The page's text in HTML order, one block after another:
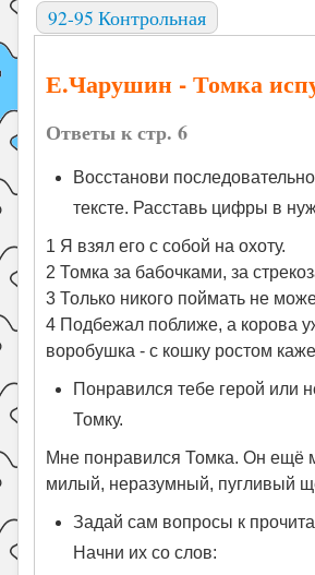
92-95 Контрольная
Е.Чарушин - Томка
Ответы к стр. 6
Восстанови
тексте. Расставь цифры в
1 Я взял его с собой на охоту.
2 Томка за бабочками, за
3 Только никого поймать не
4 Подбежал поближе, а корова
воробушка - с кошку ростом
Понравился тебе герой или
Томку.
Мне понравился Томка. Он ещё
милый, неразумный, пугливый
Задай сам вопросы к
Начни их со слов: